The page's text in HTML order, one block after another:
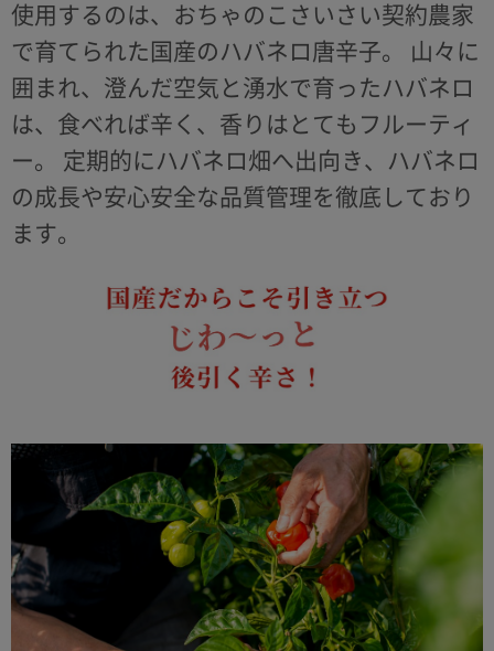
使用するのは、おちゃのこさいさい契約農家
で育てられた国産のハバネロ唐辛子。
山々に
囲まれ、澄んだ空気と湧水で育ったハバネロ
は、食べれば辛く、香りはとてもフルーティ
ー。
定期的にハバネロ畑へ出向き、ハバネロ
の成長や安心安全な品質管理を徹底しており
ます。